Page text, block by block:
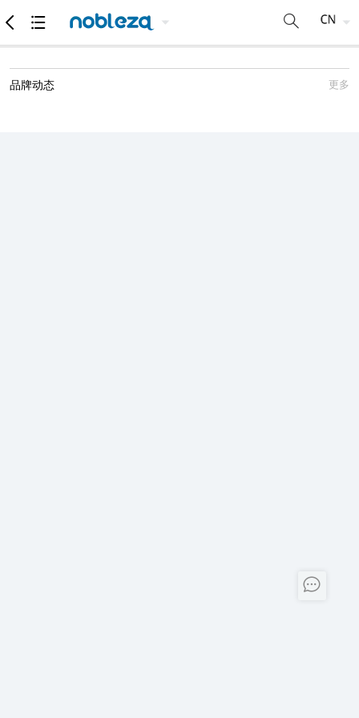
品牌动态 更多